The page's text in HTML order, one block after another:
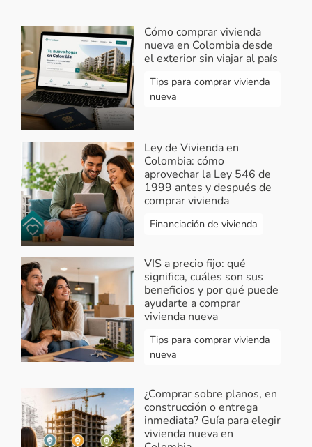
Cómo comprar vivienda
nueva en Colombia desde
el exterior sin viajar al país
Tips para comprar vivienda
nueva
Ley de Vivienda en
Colombia: cómo
aprovechar la Ley 546 de
1999 antes y después de
comprar vivienda
Financiación de vivienda
VIS a precio fijo: qué
significa, cuáles son sus
beneficios y por qué puede
ayudarte a comprar
vivienda nueva
Tips para comprar vivienda
nueva
¿Comprar sobre planos, en
construcción o entrega
inmediata? Guía para elegir
vivienda nueva en